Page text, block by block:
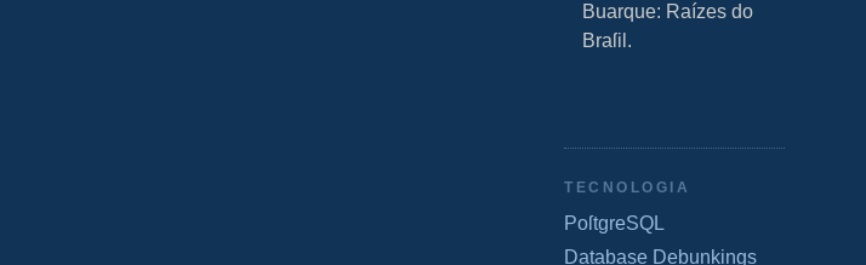
Buarque: Raízes do
Braſil.
TECNOLOGIA
PoſtgreSQL
Database Debunkings